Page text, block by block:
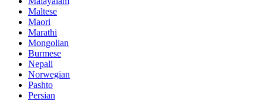
Maltese
Maori
Marathi
Mongolian
Burmese
Nepali
Norwegian
Pashto
Persian